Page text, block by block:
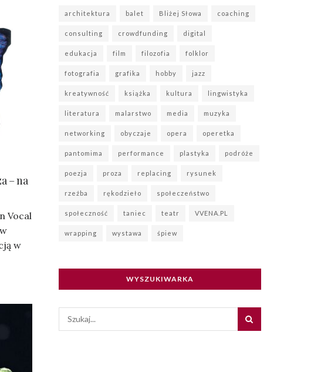
– na
Vocal
w
architektura balet Bliżej Słowa coaching
consulting crowdfunding digital
edukacja film filozofia folklor
fotografia grafika hobby jazz
kreatywność książka kultura lingwistyka
literatura malarstwo media muzyka
networking obyczaje opera operetka
pantomima performance plastyka podróże
poezja proza replacing rysunek
rzeźba rękodzieło społeczeństwo
społeczność taniec teatr VVENA.PL
wrapping wystawa śpiew
WYSZUKIWARKA